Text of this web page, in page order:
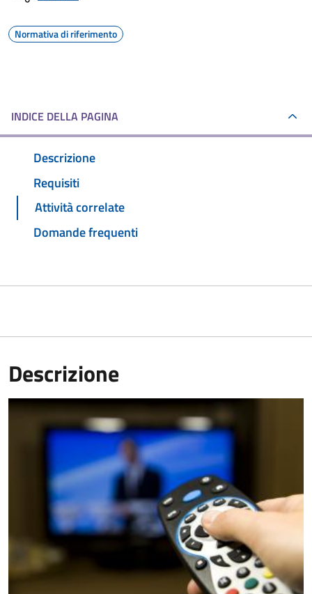
Normativa di riferimento
INDICE DELLA PAGINA
Descrizione
Requisiti
Attività correlate
Domande frequenti
Descrizione